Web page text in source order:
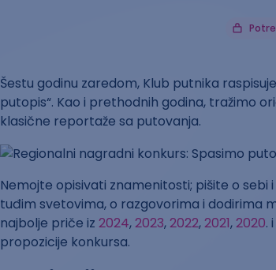
Šestu godinu zaredom, Klub putnika
putopis“. Kao i prethodnih godina, tražimo
klasične reportaže sa putovanja.
Nemojte opisivati znamenitosti; pišite o sebi
tuđim svetovima, o razgovorima i dodirima
najbolje priče iz 2024,2023,2022,2021,2020. i
propozicije konkursa.